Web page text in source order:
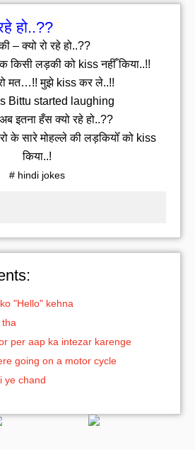
हो..??
– क्यो रो रहे हो..??
लड़की को kiss नहीँ किया..!!
मत…!! मुझे kiss कर ले..!!
Bittu started laughing
इतना हँस क्यो रहे हो..??
के सारे मोहल्ले की लड़कियोँ को kiss
किया..!
# hindi jokes
"Hello" kehna
per aap ka intezar karenge
going on a motor cycle
ye chand